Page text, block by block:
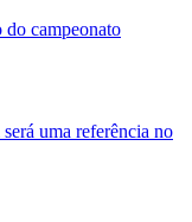
do campeonato
uma referência no